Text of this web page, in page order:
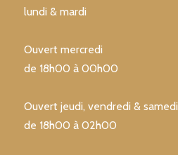
lundi & mardi
Ouvert mercredi
de 18h00 à 00h00
Ouvert jeudi, vendredi & samedi
de 18h00 à 02h00